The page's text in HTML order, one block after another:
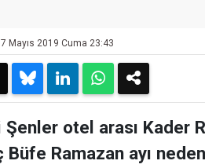
Mayıs 2019 Cuma 23:43
Şenler otel arası Kader
Büfe Ramazan ayı